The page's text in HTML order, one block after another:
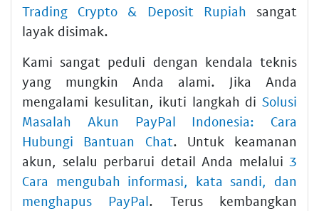
Trading Crypto & Deposit Rupiah sangat
layak disimak.
Kami sangat peduli dengan kendala teknis
yang mungkin Anda alami. Jika Anda
mengalami kesulitan, ikuti langkah di Solusi
Masalah Akun PayPal Indonesia: Cara
Hubungi Bantuan Chat. Untuk keamanan
akun, selalu perbarui detail Anda melalui 3
Cara mengubah informasi, kata sandi, dan
menghapus PayPal. Terus kembangkan